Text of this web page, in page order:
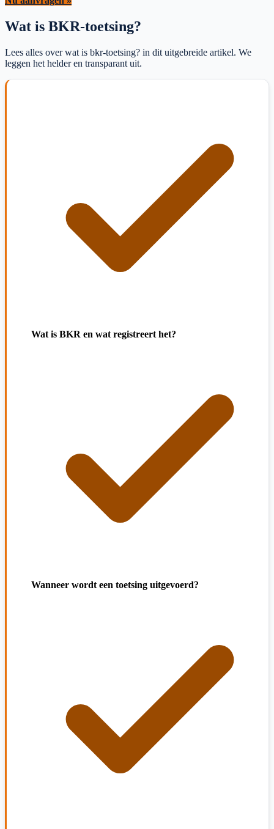
Wat is BKR-toetsing?
Lees alles over wat is bkr-toetsing? in dit uitgebreide artikel. We
leggen het helder en transparant uit.
Wat is BKR en wat registreert het?
Wanneer wordt een toetsing uitgevoerd?